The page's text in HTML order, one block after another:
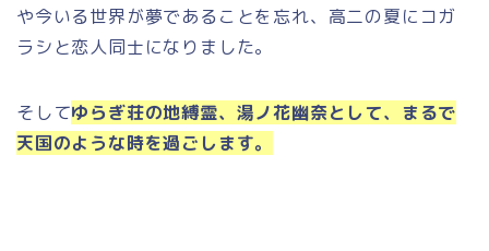
や今いる世界が夢であることを忘れ、高二の夏にコガ
ラシと恋人同士になりました。
そしてゆらぎ荘の地縛霊、湯ノ花幽奈として、まるで
天国のような時を過ごします。